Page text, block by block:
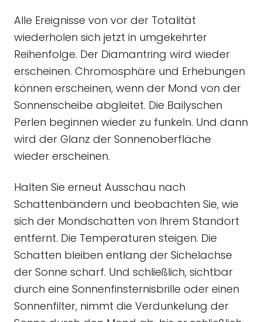
Alle Ereignisse von vor der Totalität
wiederholen sich jetzt in umgekehrter
Reihenfolge. Der Diamantring wird wieder
erscheinen. Chromosphäre und Erhebungen
können erscheinen, wenn der Mond von der
Sonnenscheibe abgleitet. Die Bailyschen
Perlen beginnen wieder zu funkeln. Und dann
wird der Glanz der Sonnenoberfläche
wieder erscheinen.
Halten Sie erneut Ausschau nach
Schattenbändern und beobachten Sie, wie
sich der Mondschatten von Ihrem Standort
entfernt. Die Temperaturen steigen. Die
Schatten bleiben entlang der Sichelachse
der Sonne scharf. Und schließlich, sichtbar
durch eine Sonnenfinsternisbrille oder einen
Sonnenfilter, nimmt die Verdunkelung der